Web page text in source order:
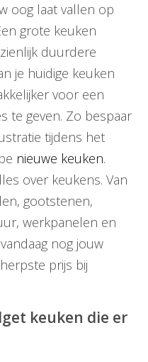
oog laat vallen op
grote keuken
duurdere
je huidige keuken
voor een
te geven. Zo bespaar
tijdens het
nieuwe keuken.
over keukens. Van
gootstenen,
werkpanelen en
nog jouw
prijs bij
keuken die er